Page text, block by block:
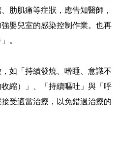
肋肌痛等症狀，應告知醫師，
嬰兒室的感染控制作業。也再
。
如「持續發燒、嗜睡、意識不
縮）」、「持續嘔吐」與「呼
受適當治療，以免錯過治療的